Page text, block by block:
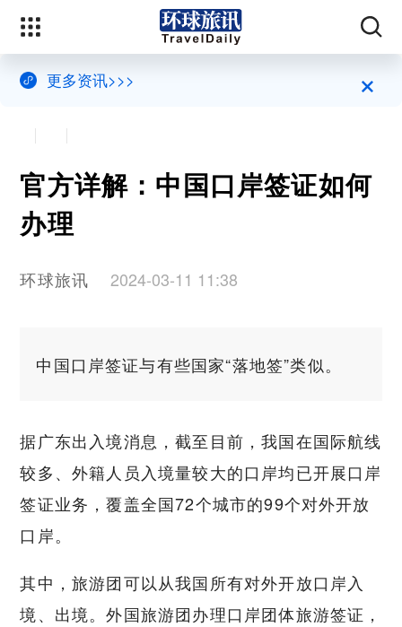
更多资讯>>> ×
官方详解：中国口岸签证如何
办理
环球旅讯 2024-03-11 11:38
中国口岸签证与有些国家“落地签”类似。
据广东出入境消息，截至目前，我国在国际航线
较多、外籍人员入境量较大的口岸均已开展口岸
签证业务，覆盖全国72个城市的99个对外开放
口岸。
其中，旅游团可以从我国所有对外开放口岸入
境、出境。外国旅游团办理口岸团体旅游签证，